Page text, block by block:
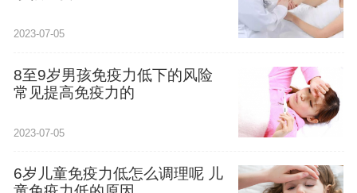
2023-07-05
8至9岁男孩免疫力低下的风险
常见提高免疫力的
2023-07-05
6岁儿童免疫力低怎么调理呢 儿